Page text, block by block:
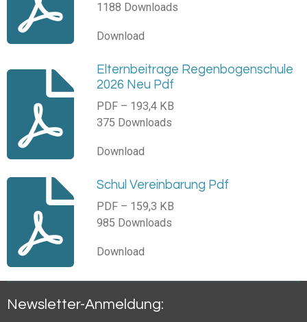
1188 Downloads
Download
Elternbeitrage Regenbogenschule
2026 Neu Pdf
PDF – 193,4 KB
375 Downloads
Download
Schul Vereinbarung Pdf
PDF – 159,3 KB
985 Downloads
Download
Newsletter-Anmeldung: